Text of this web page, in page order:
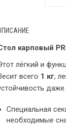
карповый
лёгкий и
всего 1 кг,
Специальная
необходимые